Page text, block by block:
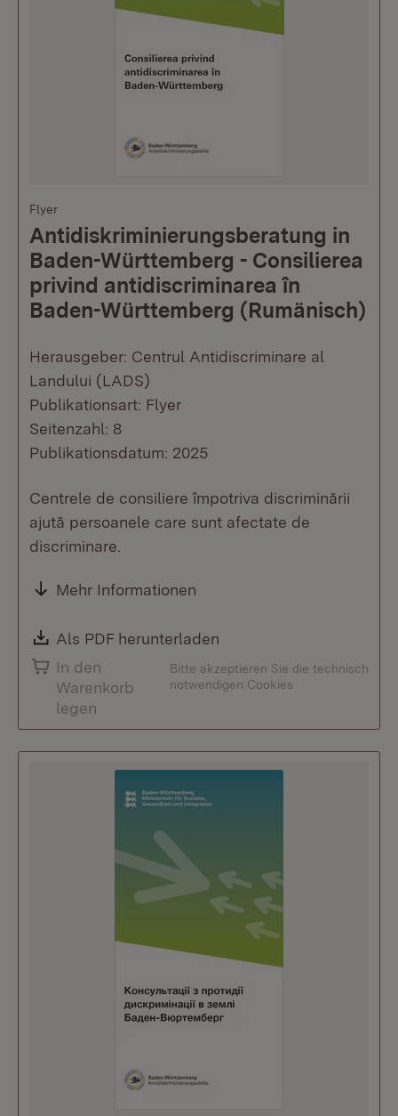
Flyer
Antidiskriminierungsberatung in
Baden-Württemberg - Consilierea
privind antidiscriminarea în
Baden-Württemberg (Rumänisch)
Herausgeber: Centrul Antidiscriminare al
Landului (LADS)
Publikationsart: Flyer
Seitenzahl: 8
Publikationsdatum: 2025
Centrele de consiliere împotriva discriminării
ajută persoanele care sunt afectate de
discriminare.
Mehr Informationen
Download:
Als PDF herunterladen
In den
Warenkorb
legen
Bitte akzeptieren Sie die technisch
notwendigen Cookies